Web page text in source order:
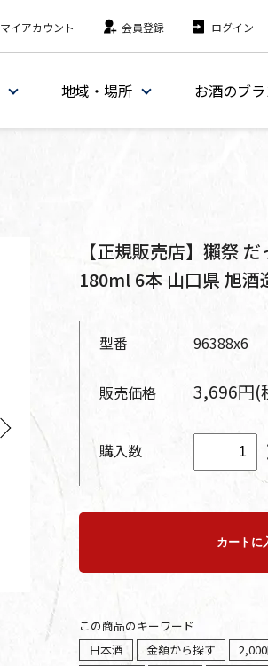
マイアカウント 会員登録 ログイン
地域・場所 お酒のブ
Next
【正規販売店】獺祭
180ml 6本 山口県 旭酒
型番 96388x6
販売価格 3,696円(
購入数
カートに
この商品のキーワード
日本酒
金額から探す